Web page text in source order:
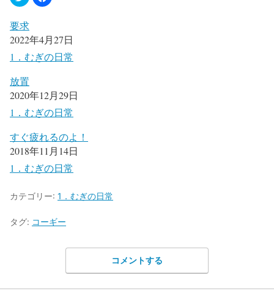
要求
2022年4月27日
1．むぎの日常
放置
2020年12月29日
1．むぎの日常
すぐ疲れるのよ！
2018年11月14日
1．むぎの日常
カテゴリー: 1．むぎの日常
タグ: コーギー
コメントする